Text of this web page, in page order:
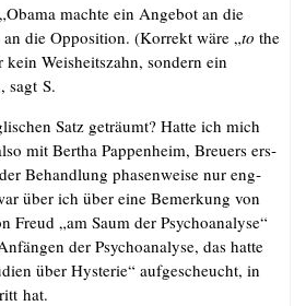
mach­te ein Ange­bot an die
an die Oppo­si­ti­on. (Kor­rekt wäre „to the
Weis­heits­zahn, son­dern ein
sagt S.
Satz geträumt? Hat­te ich mich
mit Ber­tha Pap­pen­heim, Breu­ers ers­
Behand­lung pha­sen­wei­se nur eng­
über ich über eine Bemer­kung von
Freud „am Saum der Psy­cho­ana­ly­se“
der Psy­cho­ana­ly­se, das hat­te
über Hys­te­rie“ auf­ge­scheucht, in
hat.